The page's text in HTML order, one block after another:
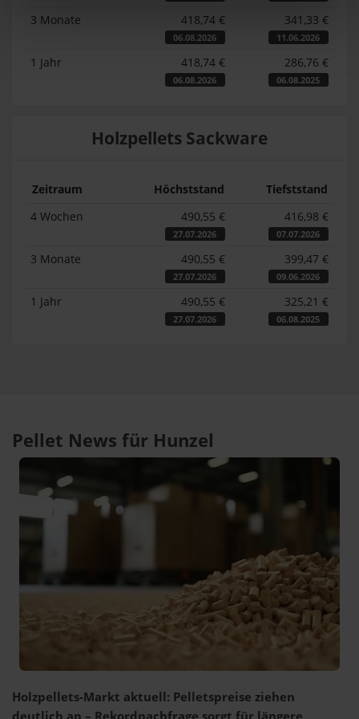
3 Monate 418,74 €
06.08.2026
341,33 €
11.06.2026
1 Jahr 418,74 €
06.08.2026
286,76 €
06.08.2025
Holzpellets Sackware
Zeitraum Höchststand
Tiefststand
4 Wochen
490,55 €
27.07.2026
416,98 €
07.07.2026
3 Monate 490,55 €
27.07.2026
399,47 €
09.06.2026
1 Jahr 490,55 €
27.07.2026
325,21 €
06.08.2025
Pellet News für Hunzel
Holzpellets-Markt aktuell: Pelletspreise ziehen